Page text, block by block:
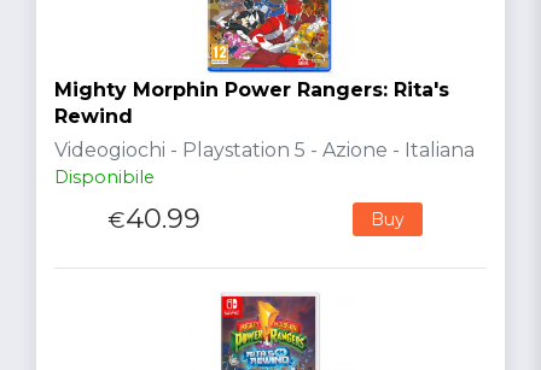
Mighty Morphin Power Rangers: Rita's
Rewind
Videogiochi - Playstation 5 - Azione - Italiana
Disponibile
€40.99 Buy